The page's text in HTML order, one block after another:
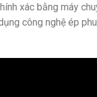
xác bằng máy
công nghệ ép